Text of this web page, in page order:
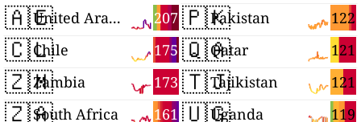
🇦🇪 207
United Arab Emirates
🇨🇱 175
Chile
🇿🇲 173
Zambia
🇿🇦 161
South Africa
🇵🇰 122
Pakistan
🇶🇦 121
Qatar
🇹🇯 121
Tajikistan
🇺🇬 119
Uganda